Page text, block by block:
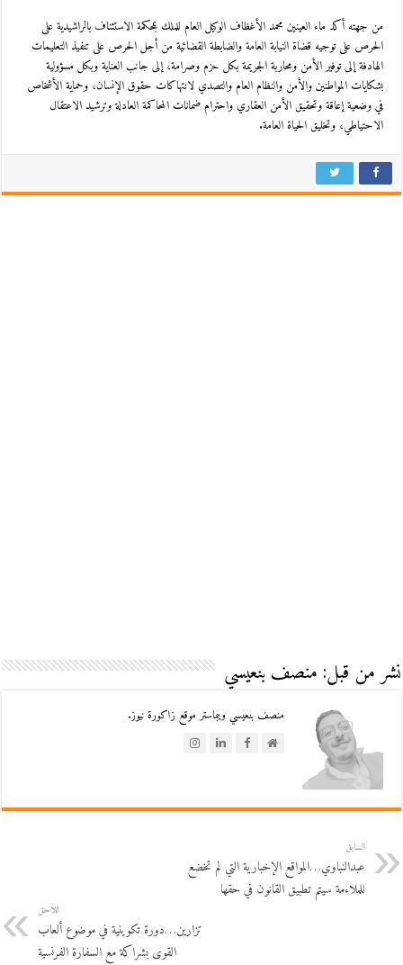
من جهته أكد ماء العينين محمد الأغظاف الوكيل العام للملك بمحكمة الاستئناف بالراشيدية على
الحرص على توجيه قضاة النيابة العامة والضابطة القضائية من أجل الحرص على تنفيذ التعليمات
الهادفة إلى توفير الأمن ومحاربة الجريمة بكل حزم وصرامة، إلى جانب العناية وبكل مسؤولية
بشكايات المواطنين والأمن والنظام العام والتصدي لانتهاكات حقوق الإنسان، وحماية الأشخاص
في وضعية إعاقة وتحقيق الأمن العقاري واحترام ضمانات المحاكمة العادلة وترشيد الاعتقال
الاحتياطي، وتخليق الحياة العامة.
نشر من قبل: منصف بنعيسي
منصف بنعيسي ويبماستر موقع زاكورة نيوز.
السابق
عبدالنباوي…المواقع الإخبارية التي لم تخضع
للملاءمة سيتم تطبيق القانون في حقها
اللاحق
تزارين…دورة تكوينية في موضوع ألعاب
القوى بشراكة مع السفارة الفرنسية